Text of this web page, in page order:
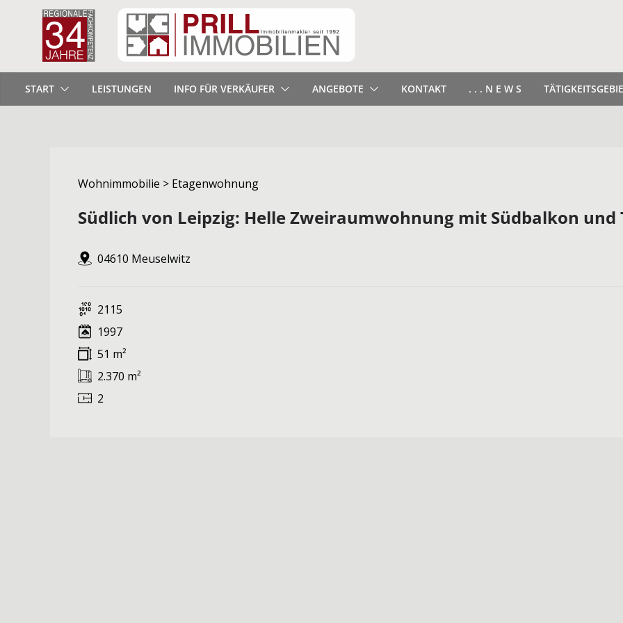
START LEISTUNGEN INFO FÜR VERKÄUFER ANGEBOTE KONTAKT . . . N E W S
Wohnimmobilie > Etagenwohnung
Südlich von Leipzig: Helle Zweiraumwohnung mit Südbalkon
04610 Meuselwitz
2115
1997
51 m²
2.370 m²
2